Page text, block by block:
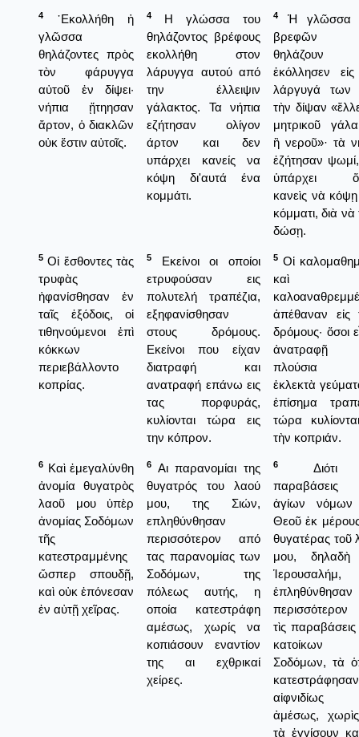
4
᾿Εκολλήθη ἡ
γλῶσσα
θηλάζοντες πρὸς
τὸν φάρυγγα
αὐτοῦ ἐν δίψει·
νήπια ᾔτηησαν
ἄρτον, ὁ διακλῶν
οὐκ ἔστιν αὐτοῖς.
4
Η γλώσσα του
θηλάζοντος βρέφους
εκολλήθη στον
λάρυγγα αυτού από
την έλλειψιν
γάλακτος. Τα νήπια
εζήτησαν ολίγον
άρτον και δεν
υπάρχει κανείς να
κόψη δι'αυτά ένα
κομμάτι.
4
Ἡ γλῶσσα
βρεφῶν
θηλάζουν
ἐκόλλησεν
λάργυγά των
τὴν δίψαν
μητρικοῦ
ἢ νεροῦ»· τὰ
ἐζήτησαν
ὑπάρχει
κανεὶς νὰ
κόμματι, διὰ νὰ
δώσῃ.
5 Οἱ ἔσθοντες τὰς
τρυφὰς
ἠφανίσθησαν ἐν
ταῖς ἐξόδοις, οἱ
τιθηνούμενοι ἐπὶ
κόκκων
περιεβάλλοντο
κοπρίας.
5
Εκείνοι οι οποίοι
ετρυφούσαν εις
πολυτελή τραπέζια,
εξηφανίσθησαν
στους δρόμους.
Εκείνοι που είχαν
διατραφή και
ανατραφή επάνω εις
τας πορφυράς,
κυλίονται τώρα εις
την κόπρον.
5 Οἱ
καὶ
ἀπέθαναν εἰς
δρόμους· ὅσοι
ἀνατραφῇ
πλούσια
ἐκλεκτὰ
ἐπίσημα
τώρα
τὴν κοπριάν.
6 Καὶ ἐμεγαλύνθη
ἀνομία θυγατρὸς
λαοῦ μου ὑπὲρ
ἀνομίας Σοδόμων
τῆς
κατεστραμμένης
ὥσπερ σπουδῇ,
καὶ οὐκ ἐπόνεσαν
ἐν αὐτῇ χεῖρας.
6
Αι παρανομίαι της
θυγατρός του λαού
μου, της Σιών,
επληθύνθησαν
περισσότερον από
τας παρανομίας των
Σοδόμων, της
πόλεως αυτής, η
οποία κατεστράφη
αμέσως, χωρίς να
κοπιάσουν εναντίον
της αι εχθρικαί
χείρες.
6
Διότι
παραβάσεις
ἁγίων νόμων
Θεοῦ ἐκ
θυγατέρας τοῦ
μου, δηλαδὴ
Ἱερουσαλήμ,
ἐπληθύνθησαν
τὶς
κατοίκων
Σοδόμων, τὰ
κατεστράφησαν
αἰφνιδίως
ἀμέσως,
τὰ ἐγγίσουν